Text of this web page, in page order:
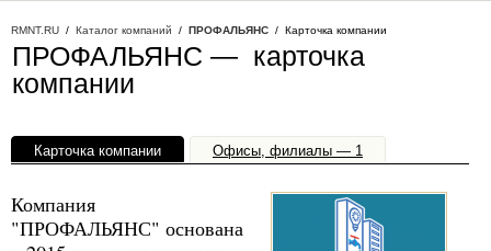
RMNT.RU / Каталог компаний / ПРОФАЛЬЯНС / Карточка компании
ПРОФАЛЬЯНС — карточка
компании
Карточка компании Офисы, филиалы — 1
Компания
"ПРОФАЛЬЯНС" основана